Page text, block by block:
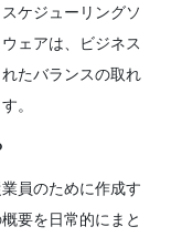
最大化する方法
2020
規制
ケジューリングソ
ェアは、ビジネス
たバランスの取れ
。
員のために作成す
要を日常的にまと